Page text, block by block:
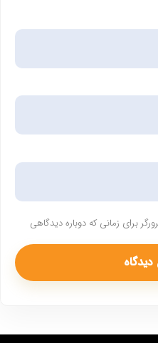
برای زمانی که دوباره دیدگاهی